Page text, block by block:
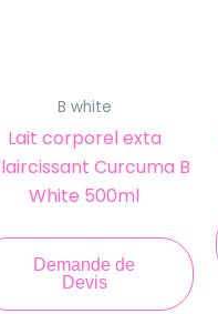
B white
Lait corporel exta
Curcuma B
White 500ml
Demande de
Devis